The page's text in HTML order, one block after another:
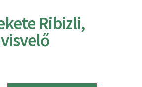
Ribizli,